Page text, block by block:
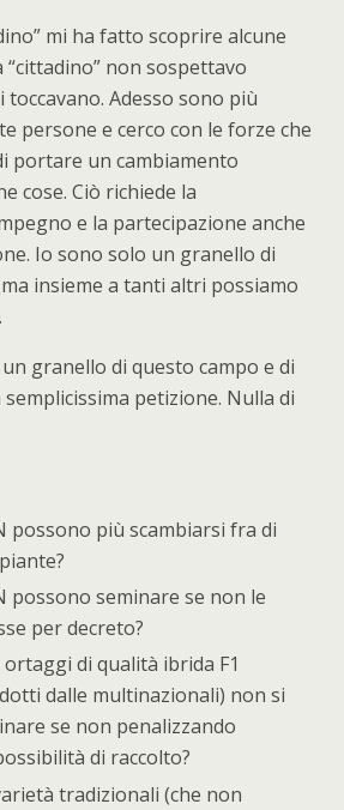
mi ha fatto scoprire alcune
non sospettavo
Adesso sono più
persone e cerco con le forze che
portare un cambiamento
cose. Ciò richiede la
e la partecipazione anche
Io sono solo un granello di
insieme a tanti altri possiamo
granello di questo campo e di
petizione. Nulla di
possono più scambiarsi fra di
possono seminare se non le
per decreto?
di qualità ibrida F1
dalle multinazionali) non si
se non penalizzando
di raccolto?
tradizionali (che non